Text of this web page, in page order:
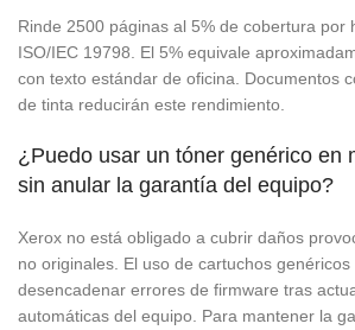
Rinde 2500 páginas al 5% de cobertura por
ISO/IEC 19798. El 5% equivale
con texto estándar de oficina. Documentos
de tinta reducirán este rendimiento.
¿Puedo usar un tóner genérico en
sin anular la garantía del equipo?
Xerox no está obligado a cubrir daños
no originales. El uso de cartuchos
desencadenar errores de firmware tras
automáticas del equipo. Para mantener la